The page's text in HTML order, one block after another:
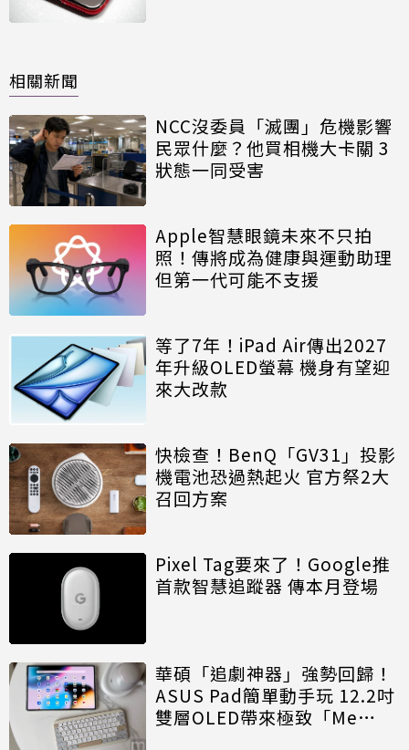
相關新聞
NCC沒委員「滅團」危機影響
民眾什麼？他買相機大卡關 3
狀態一同受害
Apple智慧眼鏡未來不只拍
照！傳將成為健康與運動助理
但第一代可能不支援
等了7年！iPad Air傳出2027
年升級OLED螢幕 機身有望迎
來大改款
快檢查！BenQ「GV31」投影
機電池恐過熱起火 官方祭2大
召回方案
Pixel Tag要來了！Google推
首款智慧追蹤器 傳本月登場
華碩「追劇神器」強勢回歸！
ASUS Pad簡單動手玩 12.2吋
雙層OLED帶來極致「Me